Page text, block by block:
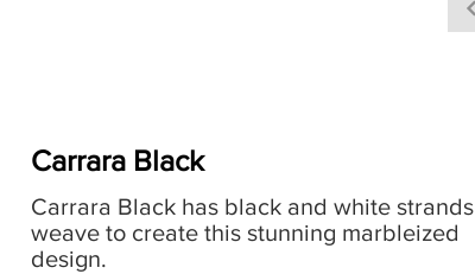
Carrara Black
Carrara Black has black and white strands
weave to create this stunning marbleized
design.